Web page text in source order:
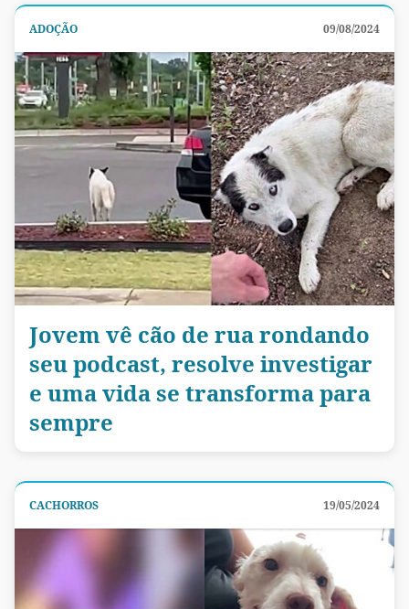
ADOÇÃO 09/08/2024
Jovem vê cão de rua rondando
seu podcast, resolve investigar
e uma vida se transforma para
sempre
CACHORROS 19/05/2024